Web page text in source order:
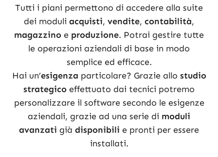
Tutti i piani permettono di accedere alla suite
dei moduli acquisti, vendite, contabilità,
magazzino e produzione. Potrai gestire tutte
le operazioni aziendali di base in modo
semplice ed efficace.
Hai un’esigenza particolare? Grazie allo studio
strategico effettuato dai tecnici potremo
personalizzare il software secondo le esigenze
aziendali, grazie ad una serie di moduli
avanzati già disponibili e pronti per essere
installati.